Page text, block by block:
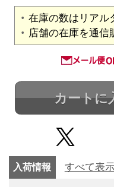
在庫の数はリアル
店舗の在庫を通信
カートに
入荷情報 すべて表